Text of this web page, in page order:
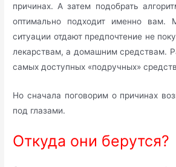
причинах. А затем подобрать
оптимально подходит именно вам.
ситуации отдают предпочтение не
лекарствам, а домашним средствам.
самых доступных «подручных»
Но сначала поговорим о причинах
под глазами.
Откуда они берутся?